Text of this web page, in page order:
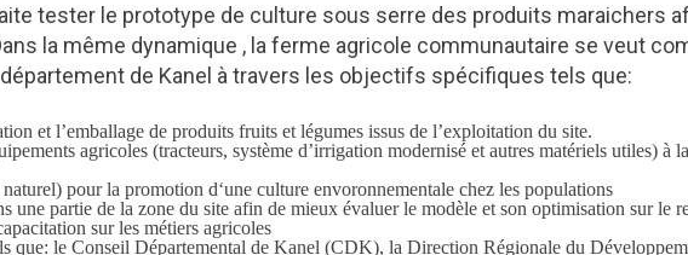
tester le prototype de culture sous serre des produits maraichers
la même dynamique , la ferme agricole communautaire se veut
de Kanel à travers les objectifs spécifiques tels que:
et l’emballage de produits fruits et légumes issus de l’exploitation du site.
agricoles (tracteurs, système d’irrigation modernisé et autres matériels utiles) à
pour la promotion d‘une culture envoronnementale chez les populations
une partie de la zone du site afin de mieux évaluer le modèle et son optimisation sur le
sur les métiers agricoles
que: le Conseil Départemental de Kanel (CDK), la Direction Régionale du